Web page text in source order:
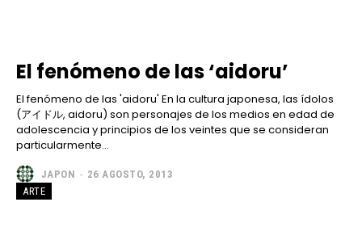
El fenómeno de las ‘aidoru’
El fenómeno de las 'aidoru' En la cultura japonesa, las ídolos
(アイドル, aidoru) son personajes de los medios en edad de
adolescencia y principios de los veintes que se consideran
particularmente...
JAPON - 26 AGOSTO, 2013
ARTE